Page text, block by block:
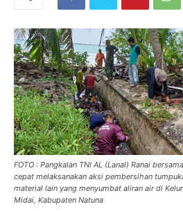
FOTO : Pangkalan TNI AL (Lanal) Ranai
cepat melaksanakan aksi pembersihan
material lain yang menyumbat aliran air di
Midai, Kabupaten Natuna